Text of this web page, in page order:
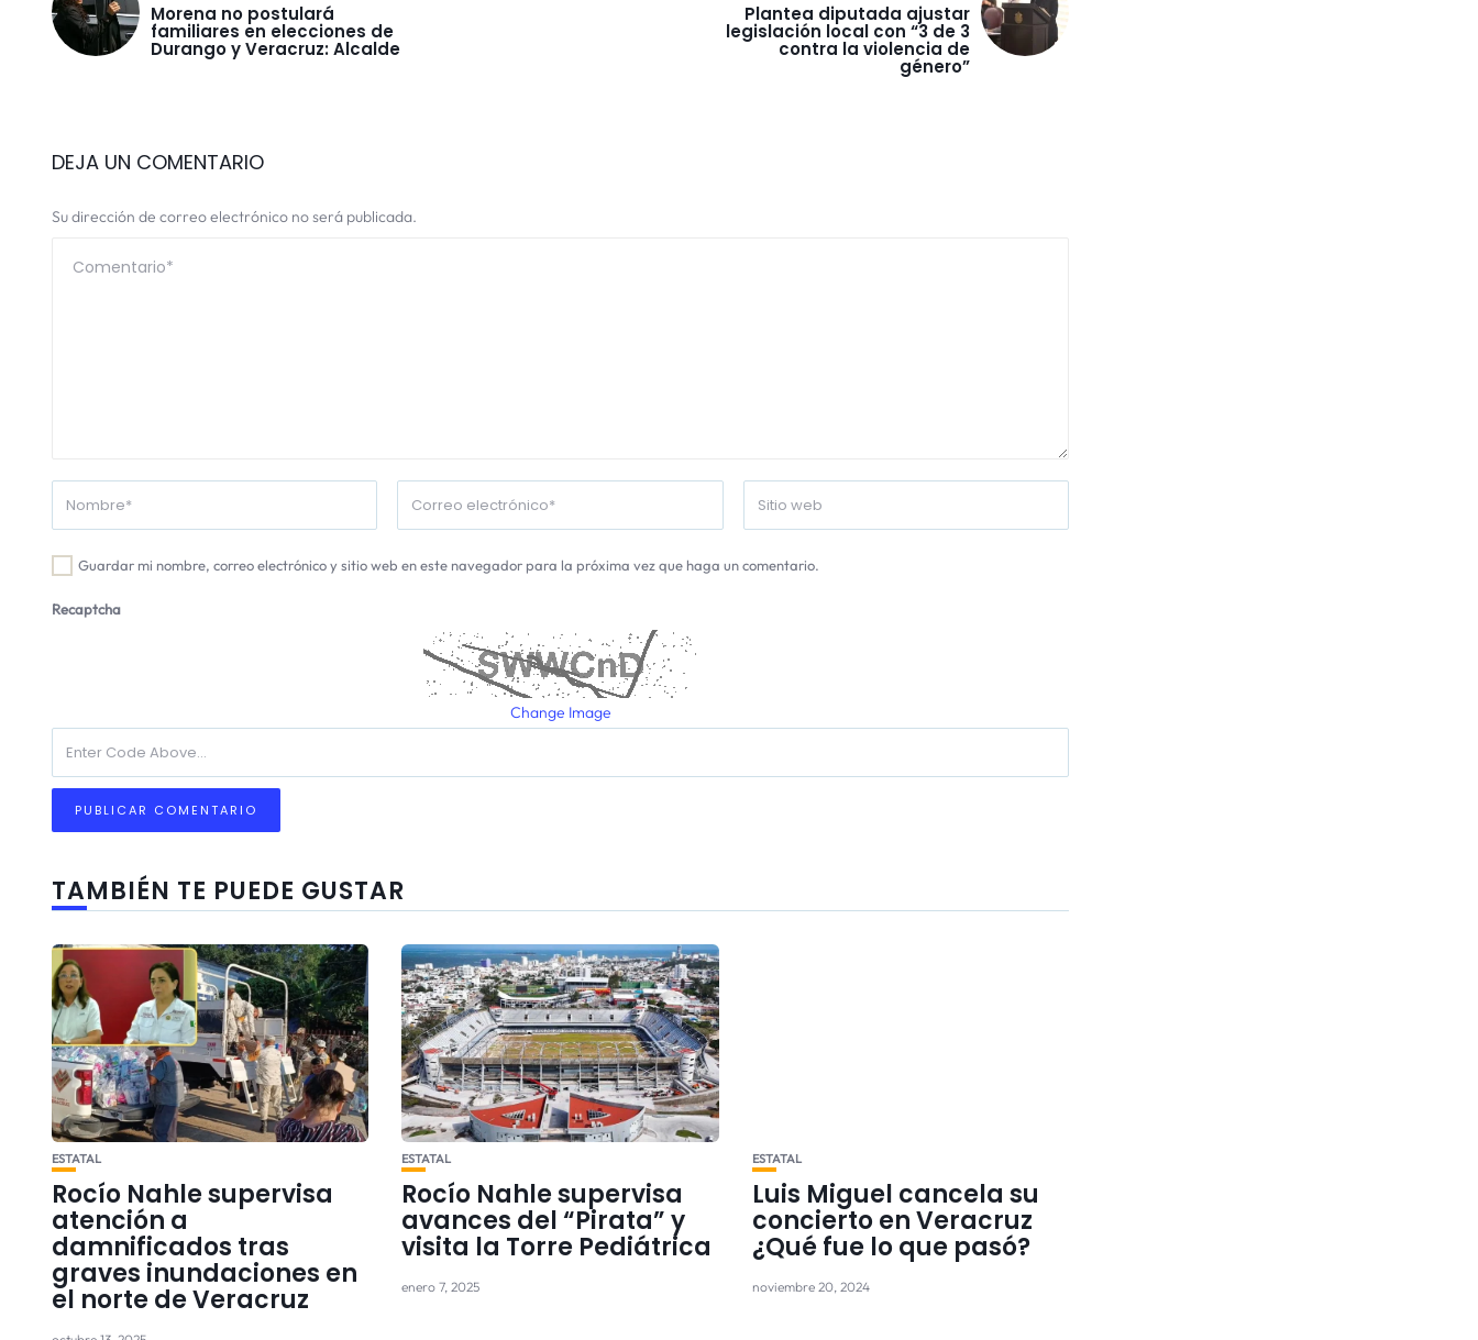
Morena no postulará
familiares en elecciones de
Durango y Veracruz: Alcalde
Plantea diputada ajustar
legislación local con “3 de 3
contra la violencia de
género”
DEJA UN COMENTARIO
Su dirección de correo electrónico no será publicada.
Guardar mi nombre, correo electrónico y sitio web en este navegador para la próxima vez que haga un comentario.
Recaptcha
Change Image
TAMBIÉN TE PUEDE GUSTAR
ESTATAL
Rocío Nahle supervisa
atención a
damnificados tras
graves inundaciones en
el norte de Veracruz
ESTATAL
Rocío Nahle supervisa
avances del “Pirata” y
visita la Torre Pediátrica
enero 7, 2025
ESTATAL
Luis Miguel cancela su
concierto en Veracruz
¿Qué fue lo que pasó?
noviembre 20, 2024